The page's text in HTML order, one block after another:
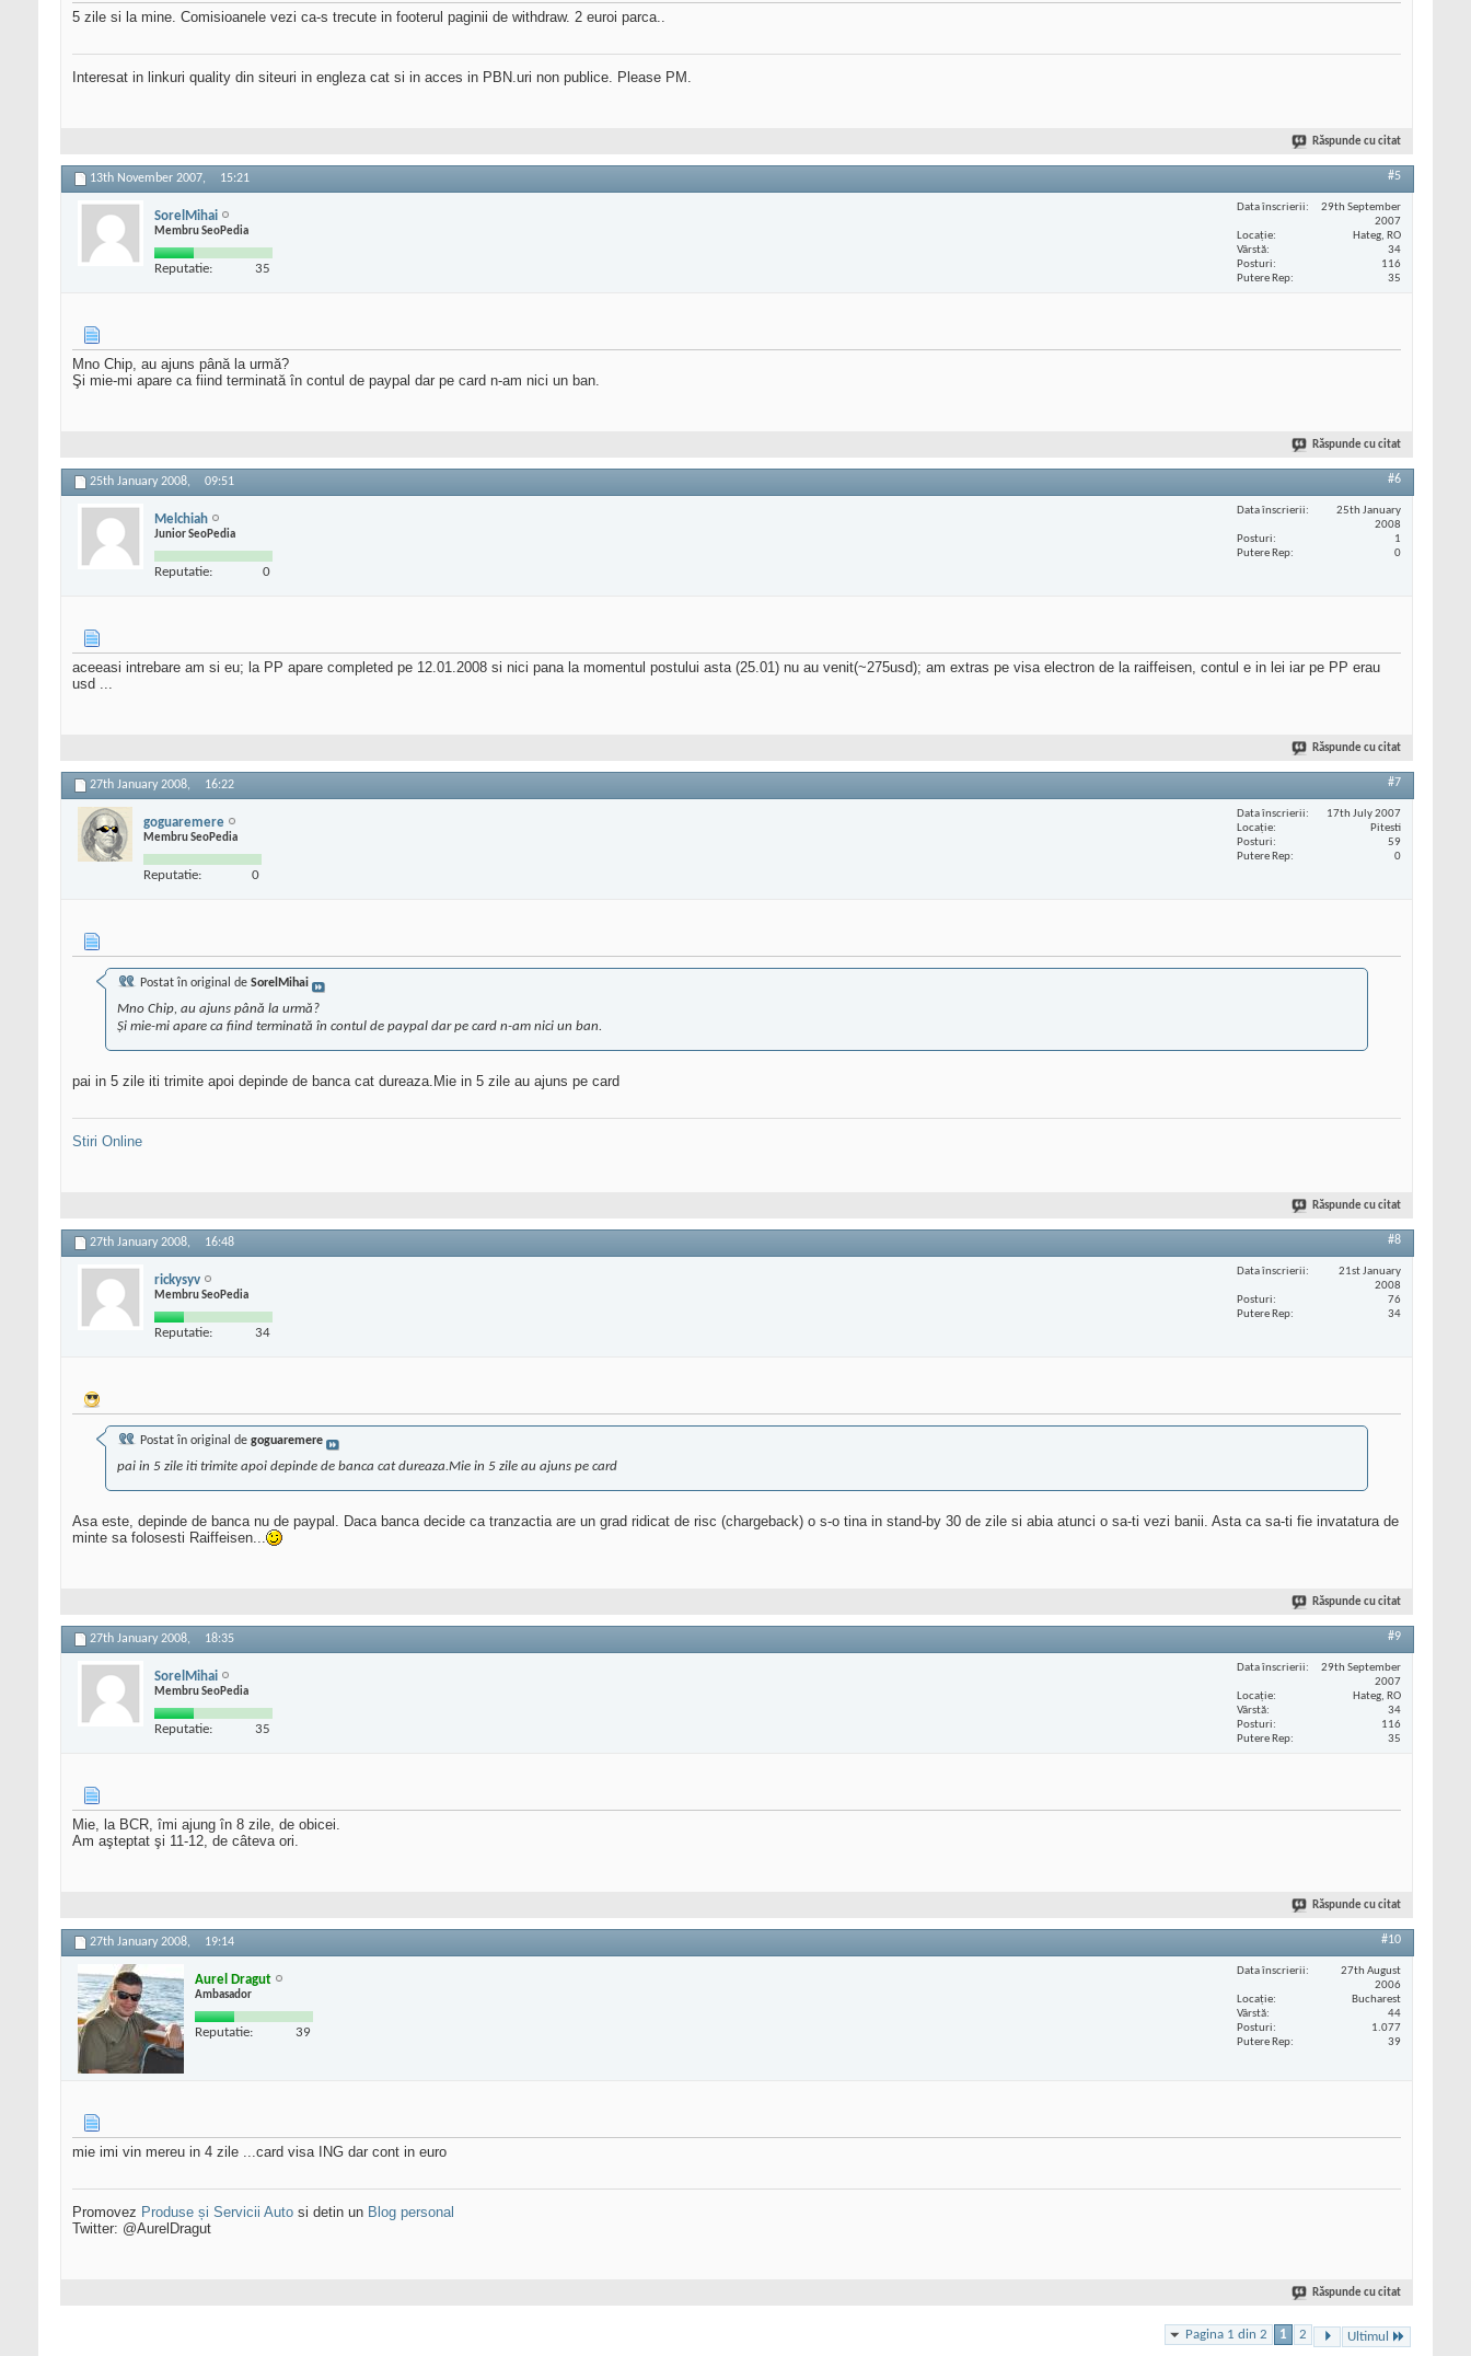
5 zile si la mine. Comisioanele vezi ca-s trecute in footerul paginii de withdraw. 2 euroi parca..
Interesat in linkuri quality din siteuri in engleza cat si in acces in PBN.uri non publice. Please PM.
Răspunde cu citat
13th November 2007, 15:21 #5
SorelMihai
Membru SeoPedia
Reputatie: 35
Data înscrierii
29th September
2007
Locaţie
Hateg, RO
Vârstă
34
Posturi
116
Putere Rep
35
Mno Chip, au ajuns până la urmă?
Şi mie-mi apare ca fiind terminată în contul de paypal dar pe card n-am nici un ban.
Răspunde cu citat
25th January 2008, 09:51 #6
Melchiah
Junior SeoPedia
Reputatie: 0
Data înscrierii
25th January
2008
Posturi
1
Putere Rep
0
aceeasi intrebare am si eu; la PP apare completed pe 12.01.2008 si nici pana la momentul postului asta (25.01) nu au venit(~275usd); am extras pe visa electron de la raiffeisen, contul e in lei iar pe PP erau
usd ...
Răspunde cu citat
27th January 2008, 16:22 #7
goguaremere
Membru SeoPedia
Reputatie: 0
Data înscrierii
17th July 2007
Locaţie
Pitesti
Posturi
59
Putere Rep
0
Postat în original de SorelMihai
Mno Chip, au ajuns până la urmă?
Şi mie-mi apare ca fiind terminată în contul de paypal dar pe card n-am nici un ban.
pai in 5 zile iti trimite apoi depinde de banca cat dureaza.Mie in 5 zile au ajuns pe card
Stiri Online
Răspunde cu citat
27th January 2008, 16:48 #8
rickysyv
Membru SeoPedia
Reputatie: 34
Data înscrierii
21st January
2008
Posturi
76
Putere Rep
34
Postat în original de goguaremere
pai in 5 zile iti trimite apoi depinde de banca cat dureaza.Mie in 5 zile au ajuns pe card
Asa este, depinde de banca nu de paypal. Daca banca decide ca tranzactia are un grad ridicat de risc (chargeback) o s-o tina in stand-by 30 de zile si abia atunci o sa-ti vezi banii. Asta ca sa-ti fie invatatura de
minte sa folosesti Raiffeisen...
Răspunde cu citat
27th January 2008, 18:35 #9
SorelMihai
Membru SeoPedia
Reputatie: 35
Data înscrierii
29th September
2007
Locaţie
Hateg, RO
Vârstă
34
Posturi
116
Putere Rep
35
Mie, la BCR, îmi ajung în 8 zile, de obicei.
Am aşteptat şi 11-12, de câteva ori.
Răspunde cu citat
27th January 2008, 19:14 #10
Aurel Dragut
Ambasador
Reputatie: 39
Data înscrierii
27th August
2006
Locaţie
Bucharest
Vârstă
44
Posturi
1.077
Putere Rep
39
mie imi vin mereu in 4 zile ...card visa ING dar cont in euro
Promovez Produse și Servicii Auto si detin un Blog personal
Twitter: @AurelDragut
Răspunde cu citat
Pagina 1 din 2 1 2 Ultimul